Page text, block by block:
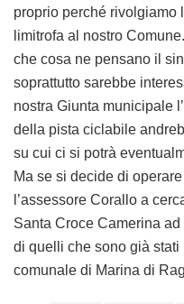
proprio perché rivolgiamo
limitrofa al nostro
che cosa ne pensano il
soprattutto sarebbe
nostra Giunta municipale
della pista ciclabile
su cui ci si potrà
Ma se si decide di
l’assessore Corallo a
Santa Croce Camerina
di quelli che sono già
comunale di Marina di